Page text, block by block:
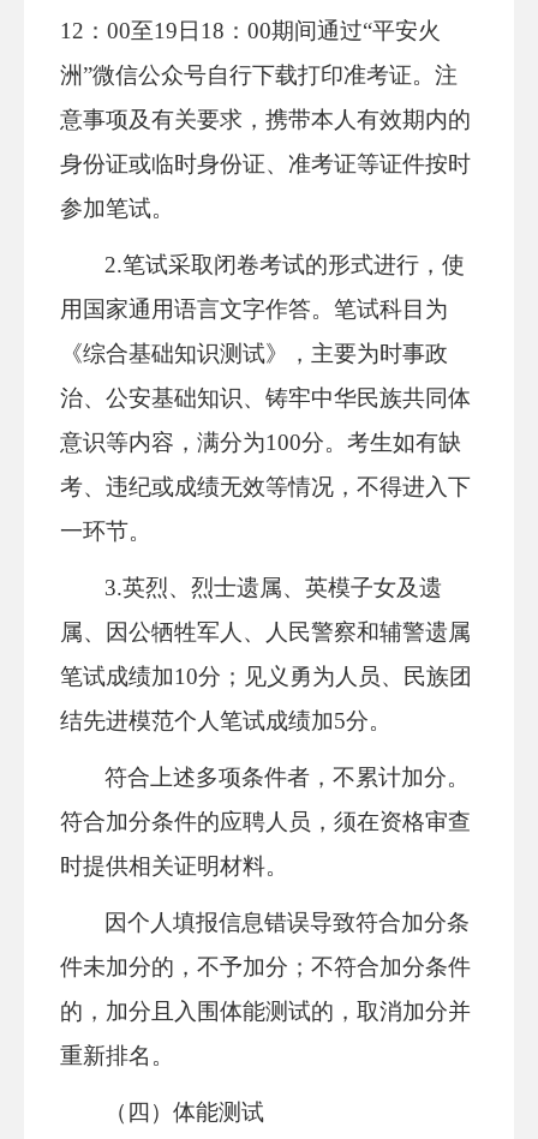
12：00至19日18：00期间通过“平安火
洲”微信公众号自行下载打印准考证。注
意事项及有关要求，携带本人有效期内的
身份证或临时身份证、准考证等证件按时
参加笔试。
2.笔试采取闭卷考试的形式进行，使
用国家通用语言文字作答。笔试科目为
《综合基础知识测试》，主要为时事政
治、公安基础知识、 铸牢中华民族共同体
意识等内容，满分为100分。考生如有缺
考、违纪或成绩无效等情况，不得进入下
一环节。
3.英烈、烈士遗属、英模子女及遗
属、因公牺牲军人、人民警察和辅警遗属
笔试成绩加10分；见义勇为人员、民族团
结先进模范个人笔试成绩加5分。
符合上述多项条件者，不累计加分。
符合加分条件的应聘人员，须在资格审查
时提供相关证明材料。
因个人填报信息错误导致符合加分条
件未加分的，不予加分；不符合加分条件
的，加分且入围体能测试的，取消加分并
重新排名。
（四）体能测试